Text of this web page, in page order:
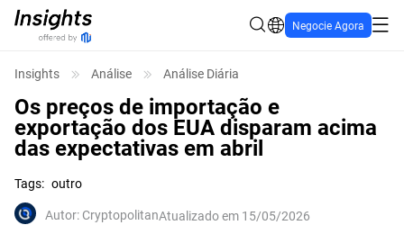
Negocie Agora
Insights Análise Análise Diária
Os preços de importação e
exportação dos EUA disparam acima
das expectativas em abril
Tags: outro
Autor: CryptopolitanAtualizado em 15/05/2026